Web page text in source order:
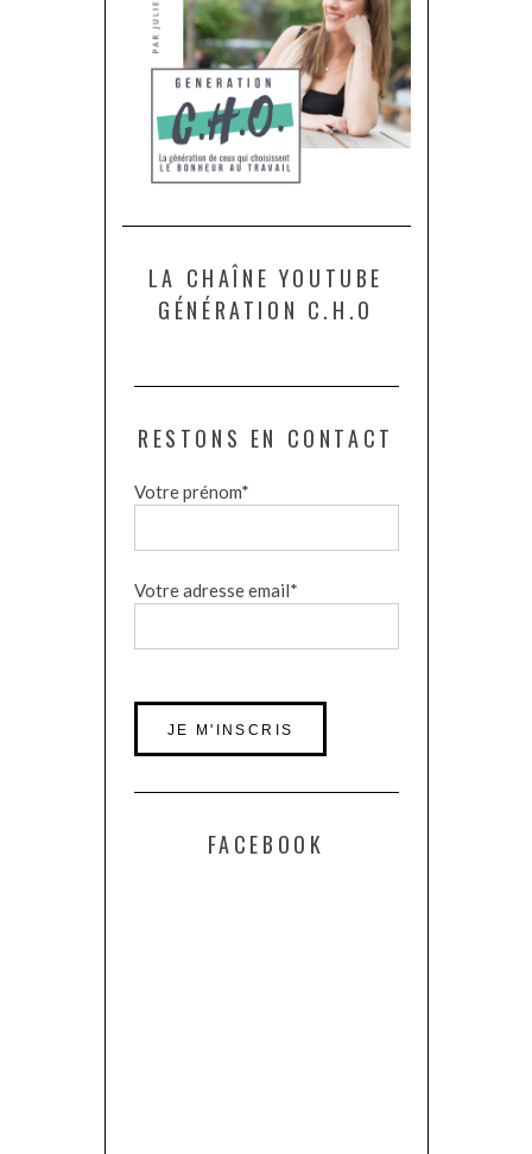
LA CHAÎNE YOUTUBE
GÉNÉRATION C.H.O
RESTONS EN CONTACT
Votre prénom*
Votre adresse email*
FACEBOOK